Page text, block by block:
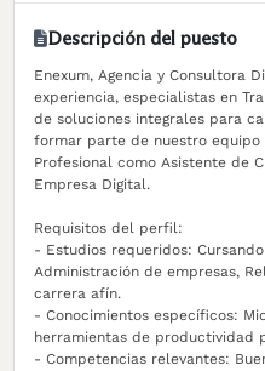
Descripción del puesto
Enexum, Agencia y Consultora
experiencia, especialistas en
de soluciones integrales para
formar parte de nuestro
Profesional como Asistente de
Empresa Digital.
Requisitos del perfil:
- Estudios requeridos:
Administración de empresas,
carrera afín.
- Conocimientos específicos:
herramientas de productividad
- Competencias relevantes: